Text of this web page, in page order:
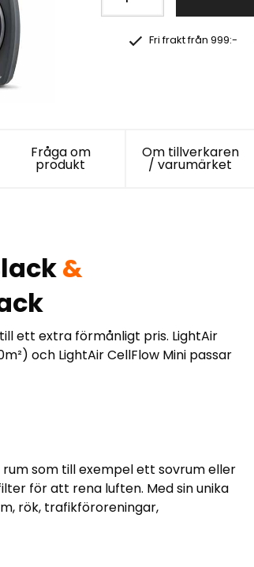
Fri frakt från 999:-
Fråga om
produkt
Om tillverkaren
/ varumärket
&
ett extra förmånligt pris. LightAir
och LightAir CellFlow Mini passar
som till exempel ett sovrum eller
för att rena luften. Med sin unika
rök, trafikföroreningar,